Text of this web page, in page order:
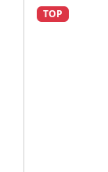
TOP